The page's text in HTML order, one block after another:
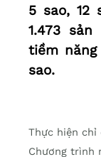
5 sao, 12
1.473
tiềm
sao.
Thực hiện chỉ
Chương trình